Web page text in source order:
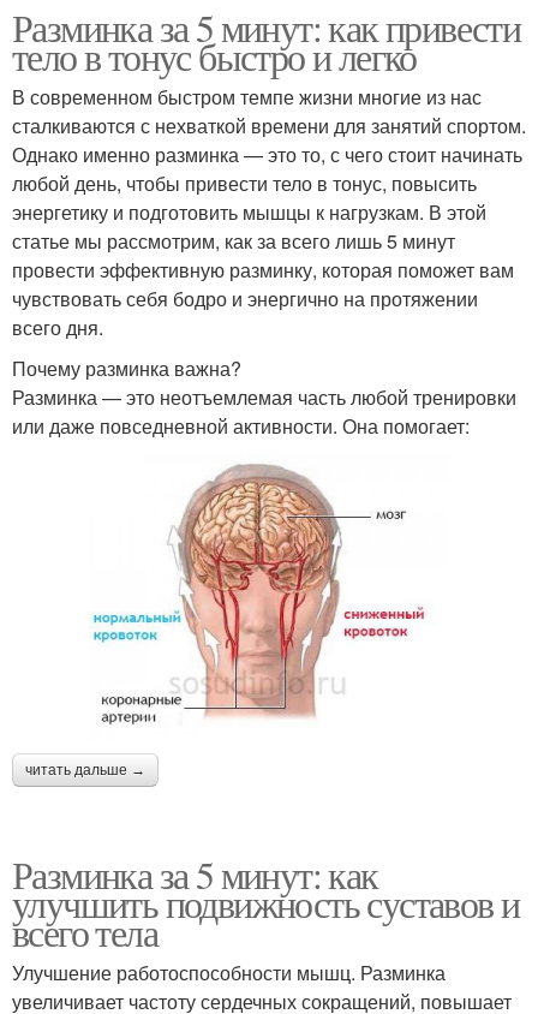
Разминка за 5 минут: как привести
тело в тонус быстро и легко
В современном быстром темпе жизни многие из нас
сталкиваются с нехваткой времени для занятий спортом.
Однако именно разминка — это то, с чего стоит начинать
любой день, чтобы привести тело в тонус, повысить
энергетику и подготовить мышцы к нагрузкам. В этой
статье мы рассмотрим, как за всего лишь 5 минут
провести эффективную разминку, которая поможет вам
чувствовать себя бодро и энергично на протяжении
всего дня.
Почему разминка важна?
Разминка — это неотъемлемая часть любой тренировки
или даже повседневной активности. Она помогает:
читать дальше →
Разминка за 5 минут: как
улучшить подвижность суставов и
всего тела
Улучшение работоспособности мышц. Разминка
увеличивает частоту сердечных сокращений, повышает